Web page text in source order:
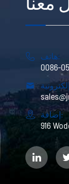
 هاتف:
0086-

 إضافة:
916